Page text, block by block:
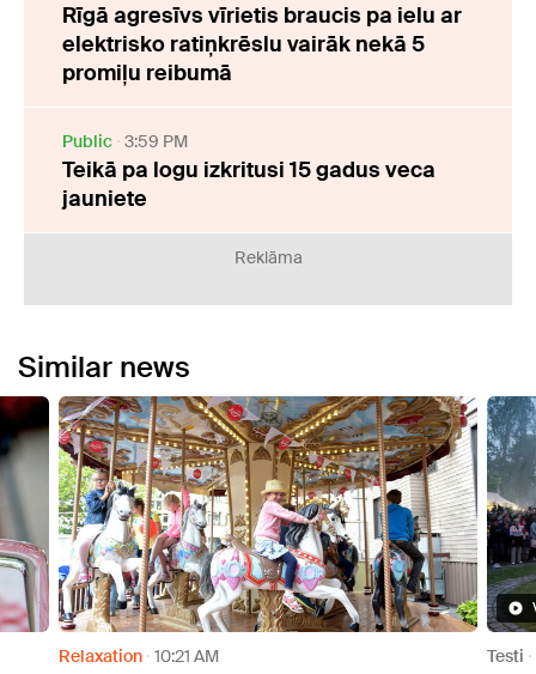
Rīgā agresīvs vīrietis braucis pa ielu ar
elektrisko ratiņkrēslu vairāk nekā 5
promiļu reibumā
Public 3:59 PM
Teikā pa logu izkritusi 15 gadus veca
jauniete
Reklāma
Similar news
Video
Testi 11:30 AM